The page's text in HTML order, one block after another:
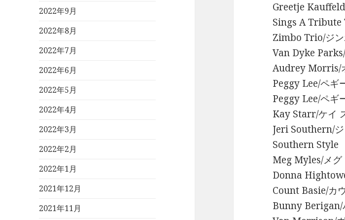
2022年9月
2022年8月
2022年7月
2022年6月
2022年5月
2022年4月
2022年3月
2022年2月
2022年1月
2021年12月
2021年11月
Greetje
Sings A
Zimbo Trio/ジ
Van Dyke
Audrey Morris/
Peggy Lee/ペギ
Peggy Lee/ペギ
Kay Starr/ケイ
Jeri Southern/
Southern Style
Meg Myles/メ
Donna
Count Basie/カ
Bunny Berigan/